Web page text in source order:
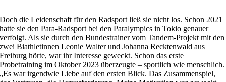
Doch die Leidenschaft für den Radsport ließ sie nicht los. Schon 2021
hatte sie den Para-Radsport bei den Paralympics in Tokio genauer
verfolgt. Als sie durch den Bundestrainer vom Tandem-Projekt mit den
zwei Biathletinnen Leonie Walter und Johanna Recktenwald aus
Freiburg hörte, war ihr Interesse geweckt. Schon das erste
Probetraining im Oktober 2023 überzeugte – sportlich wie menschlich.
„Es war irgendwie Liebe auf den ersten Blick. Das Zusammenspiel,